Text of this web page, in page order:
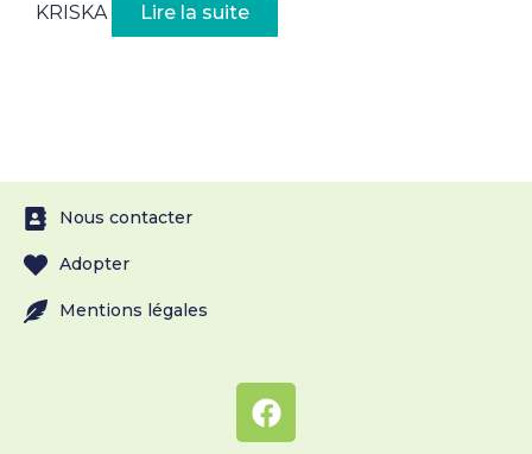
KRISKA Lire la suite
Nous contacter
Adopter
Mentions légales